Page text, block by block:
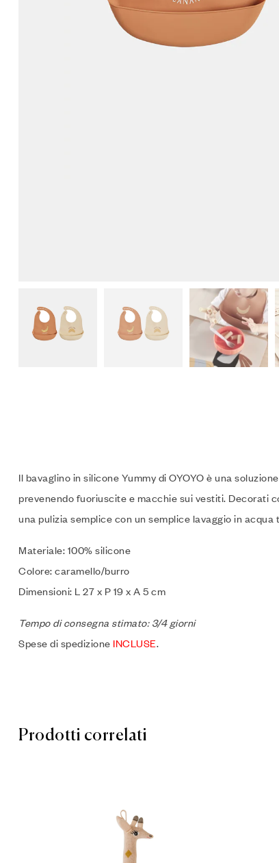
Il bavaglino in silicone Yummy di OYOYO è una
prevenendo fuoriuscite e macchie sui vestiti. Decorati
una pulizia semplice con un semplice lavaggio in
Materiale: 100% silicone
Colore: caramello/burro
Dimensioni: L 27 x P 19 x A 5 cm
Tempo di consegna stimato: 3/4 giorni
Spese di spedizione INCLUSE.
Prodotti correlati